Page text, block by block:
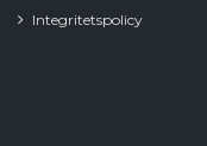
Integritetspolicy